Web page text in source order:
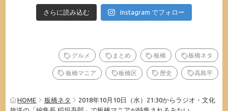
さらに読み込む Instagram でフォロー
グルメ まとめ 板橋 板橋ネタ
板橋マニア 板橋区 歴史 高島平
HOME 板橋ネタ
2018年10月10日（水）21:30からラジオ・文化